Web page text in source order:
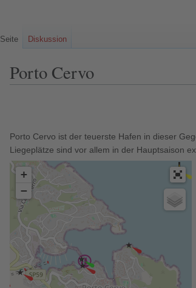
Porto Cervo
Porto Cervo ist der teuerste Hafen in dieser
Liegeplätze sind vor allem in der Hauptsaison
+
−
Seite Diskussion